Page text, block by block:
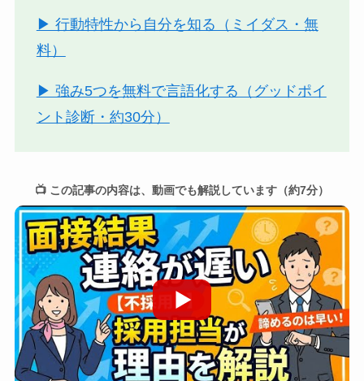
▶ 行動特性から自分を知る（ミイダス・無
料）
▶ 強み5つを無料で言語化する（グッドポイ
ント診断・約30分）
📺 この記事の内容は、動画でも解説しています（約7分）